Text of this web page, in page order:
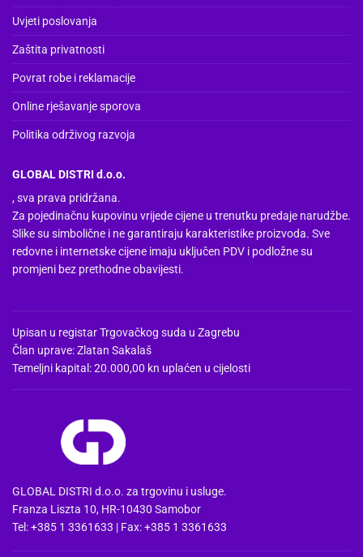
Uvjeti poslovanja
Zaštita privatnosti
Povrat robe i reklamacije
Online rješavanje sporova
Politika održivog razvoja
GLOBAL DISTRI d.o.o.
, sva prava pridržana.
Za pojedinačnu kupovinu vrijede cijene u trenutku predaje narudžbe.
Slike su simbolične i ne garantiraju karakteristike proizvoda. Sve
redovne i internetske cijene imaju uključen PDV i podložne su
promjeni bez prethodne obavijesti.
Upisan u registar Trgovačkog suda u Zagrebu
Član uprave: Zlatan Sakalaš
Temeljni kapital: 20.000,00 kn uplaćen u cijelosti
GLOBAL DISTRI d.o.o. za trgovinu i usluge.
Franza Liszta 10, HR-10430 Samobor
Tel: +385 1 3361633 | Fax: +385 1 3361633